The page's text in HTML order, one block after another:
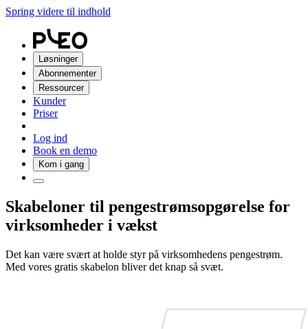
Spring videre til indhold
Løsninger
Abonnementer
Ressourcer
Kunder
Priser
Log ind
Book en demo
Kom i gang
Skabeloner til pengestrømsopgørelse for
virksomheder i vækst
Det kan være svært at holde styr på virksomhedens pengestrøm.
Med vores gratis skabelon bliver det knap så svæt.